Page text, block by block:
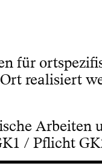
für
realisiert
Arbeiten
/ Pflicht